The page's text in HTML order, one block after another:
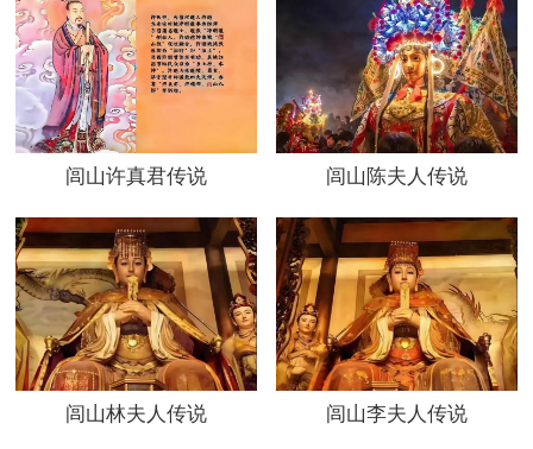
闾山许真君传说 闾山陈夫人传说
闾山林夫人传说 闾山李夫人传说